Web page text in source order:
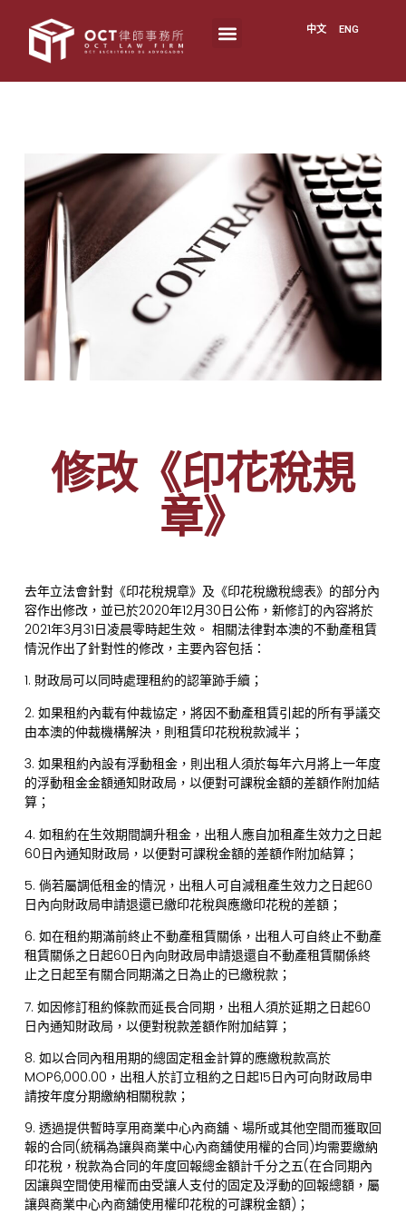
中文 ENG
修改《印花稅規
章》
去年立法會針對《印花稅規章》及《印花稅繳稅總表》的部分內
容作出修改，並已於2020年12月30日公佈，新修訂的內容將於
2021年3月31日凌晨零時起生效。 相關法律對本澳的不動產租賃
情況作出了針對性的修改，主要內容包括：
1. 財政局可以同時處理租約的認筆跡手續；
2. 如果租約內載有仲裁協定，將因不動產租賃引起的所有爭議交
由本澳的仲裁機構解決，則租賃印花稅稅款減半；
3. 如果租約內設有浮動租金，則出租人須於每年六月將上一年度
的浮動租金金額通知財政局，以便對可課稅金額的差額作附加結
算；
4. 如租約在生效期間調升租金，出租人應自加租產生效力之日起
60日內通知財政局，以便對可課稅金額的差額作附加結算；
5. 倘若屬調低租金的情況，出租人可自減租產生效力之日起60
日內向財政局申請退還已繳印花稅與應繳印花稅的差額；
6. 如在租約期滿前終止不動產租賃關係，出租人可自終止不動產
租賃關係之日起60日內向財政局申請退還自不動產租賃關係終
止之日起至有關合同期滿之日為止的已繳稅款；
7. 如因修訂租約條款而延長合同期，出租人須於延期之日起60
日內通知財政局，以便對稅款差額作附加結算；
8. 如以合同內租用期的總固定租金計算的應繳稅款高於
MOP6,000.00，出租人於訂立租約之日起15日內可向財政局申
請按年度分期繳納相關稅款；
9. 透過提供暫時享用商業中心內商舖、場所或其他空間而獲取回
報的合同(統稱為讓與商業中心內商舖使用權的合同)均需要繳納
印花稅，稅款為合同的年度回報總金額計千分之五(在合同期內
因讓與空間使用權而由受讓人支付的固定及浮動的回報總額，屬
讓與商業中心內商舖使用權印花稅的可課稅金額)；